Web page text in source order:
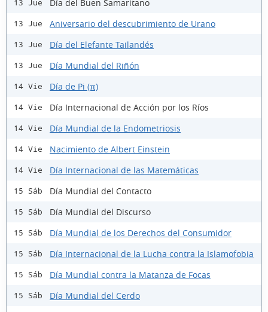
13 Jue Día del Buen Samaritano
13 Jue Aniversario del descubrimiento de Urano
13 Jue Día del Elefante Tailandés
13 Jue Día Mundial del Riñón
14 Vie Día de Pi (π)
14 Vie Día Internacional de Acción por los Ríos
14 Vie Día Mundial de la Endometriosis
14 Vie Nacimiento de Albert Einstein
14 Vie Día Internacional de las Matemáticas
15 Sáb Día Mundial del Contacto
15 Sáb Día Mundial del Discurso
15 Sáb Día Mundial de los Derechos del Consumidor
15 Sáb Día Internacional de la Lucha contra la Islamofobia
15 Sáb Día Mundial contra la Matanza de Focas
15 Sáb Día Mundial del Cerdo